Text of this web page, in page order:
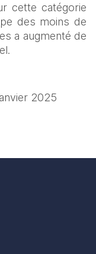
cette catégorie
des moins de
a augmenté de
2025